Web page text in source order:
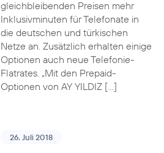
gleichbleibenden Preisen mehr
Inklusivminuten für Telefonate in
die deutschen und türkischen
Netze an. Zusätzlich erhalten einige
Optionen auch neue Telefonie-
Flatrates. „Mit den Prepaid-
Optionen von AY YILDIZ […]
26. Juli 2018